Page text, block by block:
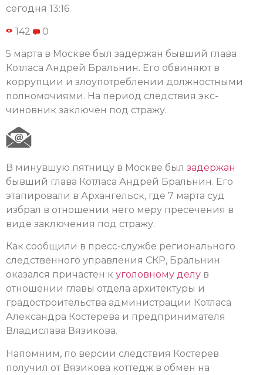
сегодня 13:16
142 0
5 марта в Москве был задержан бывший глава
Котласа Андрей Бральнин. Его обвиняют в
коррупции и злоупотреблении должностными
полномочиями. На период следствия экс-
чиновник заключен под стражу.
В минувшую пятницу в Москве был задержан
бывший глава Котласа Андрей Бральнин. Его
этапировали в Архангельск, где 7 марта суд
избрал в отношении него меру пресечения в
виде заключения под стражу.
Как сообщили в пресс-службе регионального
следственного управления СКР, Бральнин
оказался причастен к уголовному делу в
отношении главы отдела архитектуры и
градостроительства администрации Котласа
Александра Костерева и предпринимателя
Владислава Вязикова.
Напомним, по версии следствия Костерев
получил от Вязикова коттедж в обмен на